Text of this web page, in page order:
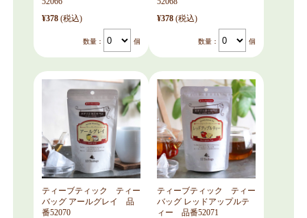
¥378 (税込)
数量： 個
¥378 (税込)
数量： 個
ティーブティック ティー
バッグ アールグレイ 品
番52070
ティーブティック ティー
バッグ レッドアップルテ
ィー 品番52071